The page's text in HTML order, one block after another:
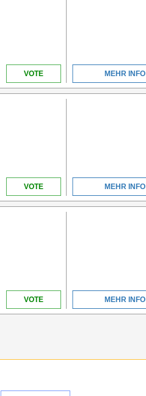
VOTE MEHR INFO
VOTE MEHR INFO
VOTE MEHR INFO
MIT EINER
MEERESFRONT VON
ÜBER 1KM INMITTEN